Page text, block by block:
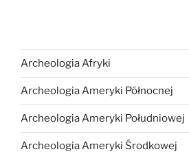
Archeologia Afryki
Archeologia Ameryki Północnej
Archeologia Ameryki Południowej
Archeologia Ameryki Środkowej